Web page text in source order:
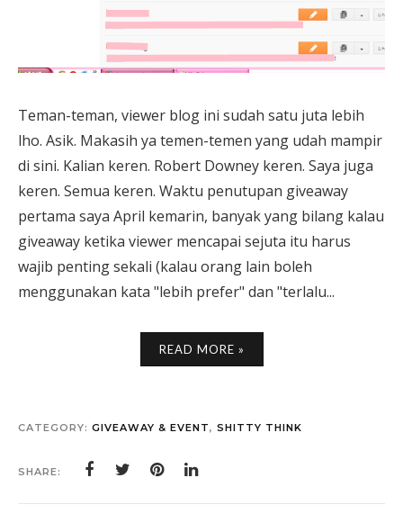
Teman-teman, viewer blog ini sudah satu juta lebih
lho. Asik. Makasih ya temen-temen yang udah mampir
di sini. Kalian keren. Robert Downey keren. Saya juga
keren. Semua keren. Waktu penutupan giveaway
pertama saya April kemarin, banyak yang bilang kalau
giveaway ketika viewer mencapai sejuta itu harus
wajib penting sekali (kalau orang lain boleh
menggunakan kata "lebih prefer" dan "terlalu...
READ MORE »
CATEGORY: GIVEAWAY & EVENT, SHITTY THINK
SHARE: